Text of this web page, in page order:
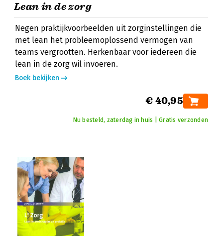
Lean in de zorg
Negen praktijkvoorbeelden uit zorginstellingen die
met lean het probleemoplossend vermogen van
teams vergrootten. Herkenbaar voor iedereen die
lean in de zorg wil invoeren.
Boek bekijken
€ 40,95
Nu besteld, zaterdag in huis | Gratis verzonden